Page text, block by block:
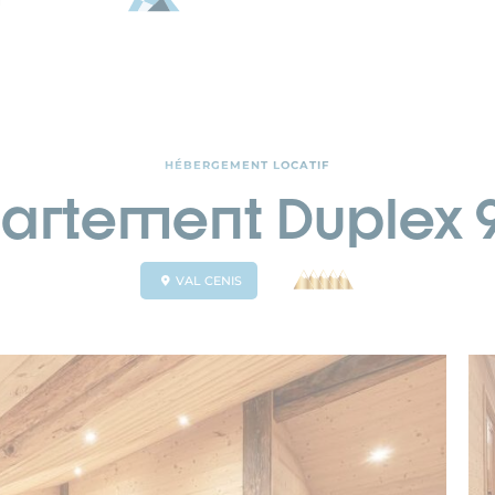
HÉBERGEMENT LOCATIF
Duplex
VAL CENIS